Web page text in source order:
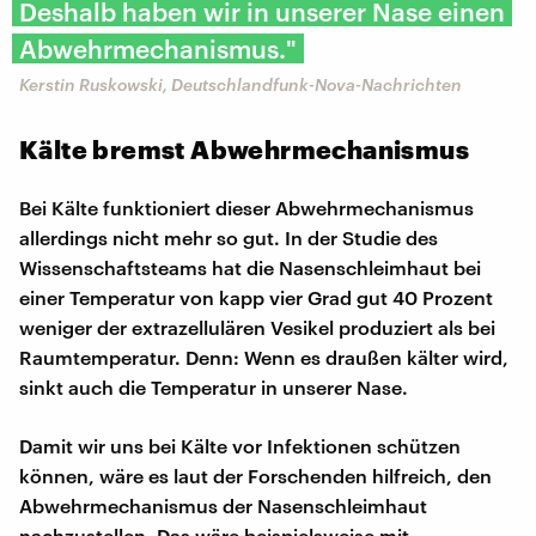
Deshalb haben wir in unserer Nase einen
Abwehrmechanismus."
Kerstin Ruskowski, Deutschlandfunk-Nova-Nachrichten
Kälte bremst Abwehrmechanismus
Bei Kälte funktioniert dieser Abwehrmechanismus
allerdings nicht mehr so gut. In der Studie des
Wissenschaftsteams hat die Nasenschleimhaut bei
einer Temperatur von kapp vier Grad gut 40 Prozent
weniger der extrazellulären Vesikel produziert als bei
Raumtemperatur. Denn: Wenn es draußen kälter wird,
sinkt auch die Temperatur in unserer Nase.
Damit wir uns bei Kälte vor Infektionen schützen
können, wäre es laut der Forschenden hilfreich, den
Abwehrmechanismus der Nasenschleimhaut